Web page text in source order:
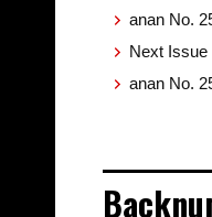
anan No.
Next Issue
anan No.